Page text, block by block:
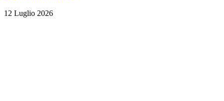
12 Luglio 2026